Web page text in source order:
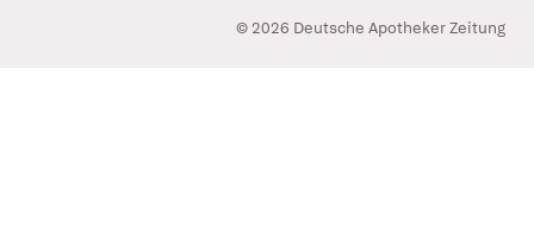
© 2026 Deutsche Apotheker Zeitung